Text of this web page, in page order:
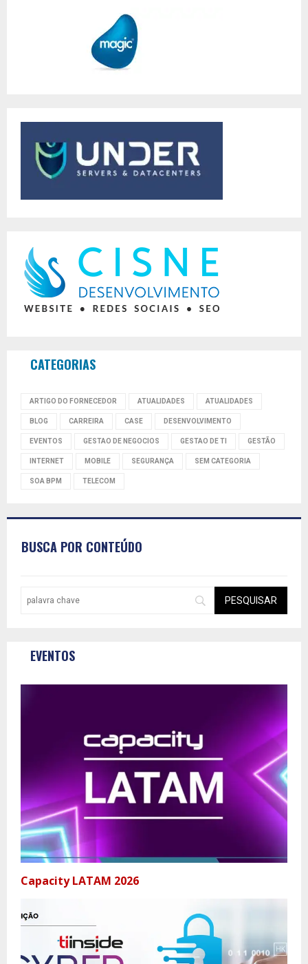
CATEGORIAS
ARTIGO DO FORNECEDOR ATUALIDADES ATUALIDADES
BLOG CARREIRA CASE DESENVOLVIMENTO
EVENTOS GESTAO DE NEGOCIOS GESTAO DE TI GESTÃO
INTERNET MOBILE SEGURANÇA SEM CATEGORIA
SOA BPM TELECOM
BUSCA POR CONTEÚDO
EVENTOS
Capacity LATAM 2026